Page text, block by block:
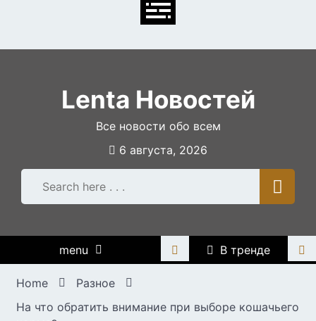
Lenta Новостей
Все новости обо всем
6 августа, 2026
menu В тренде
Home
Разное
На что обратить внимание при выборе кошачьего